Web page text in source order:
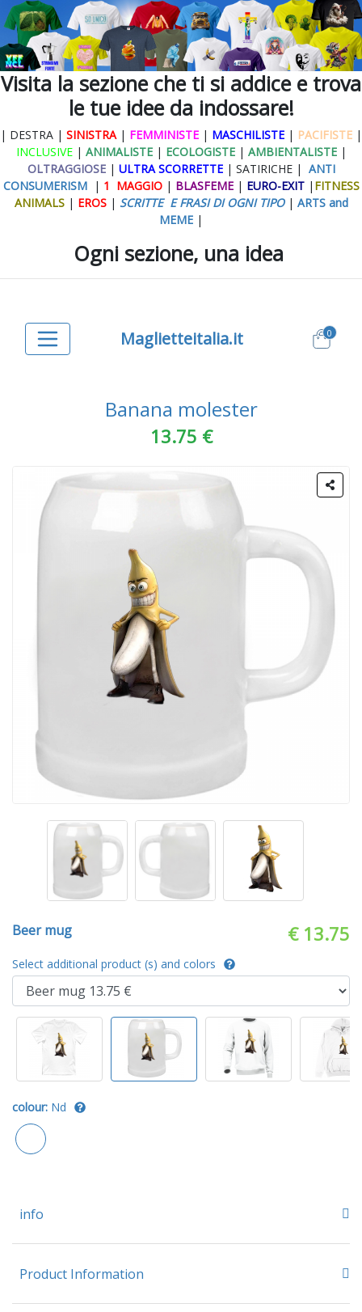
Visita la sezione che ti si addice e trova
le tue idee da indossare!
| DESTRA | SINISTRA| FEMMINISTE | MASCHILISTE | PACIFISTE |
INCLUSIVE| ANIMALISTE| ECOLOGISTE | AMBIENTALISTE|
OLTRAGGIOSE| ULTRA SCORRETTE | SATIRICHE | ANTI
CONSUMERISM | 1 MAGGIO| BLASFEME | EURO-EXIT| FITNESS
ANIMALS| EROS| SCRITTE E FRASI DI OGNI TIPO | ARTS and
MEME |
Ogni sezione, una idea
Maglietteitalia.it 0
Banana molester
13.75 €
Beer mug € 13.75
Select additional product (s) and colors
colour: Nd
info
Product Information